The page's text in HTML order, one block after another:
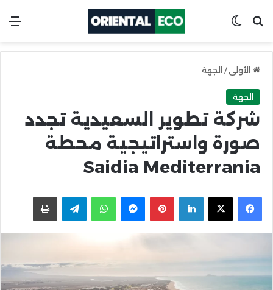
ابحث عنSwitch skin
الأولى / الجهة
الجهة
شركة تطوير السعيدية تجدد
صورة واستراتيجية محطة
Saidia Mediterrania
Facebook
X
LinkedIn
Pinterest
Messenger
WhatsApp
Telegramاطبعها